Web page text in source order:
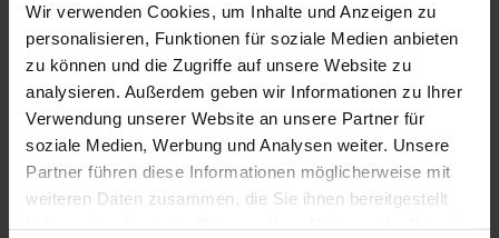
Wir verwenden Cookies, um Inhalte und Anzeigen zu
personalisieren, Funktionen für soziale Medien anbieten
zu können und die Zugriffe auf unsere Website zu
analysieren. Außerdem geben wir Informationen zu Ihrer
Verwendung unserer Website an unsere Partner für
soziale Medien, Werbung und Analysen weiter. Unsere
Partner führen diese Informationen möglicherweise mit
weiteren Daten zusammen, die Sie ihnen bereitgestellt
Produktübersicht
WSL 50/15 Objekt-SK